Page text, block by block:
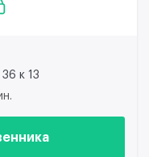
к 13